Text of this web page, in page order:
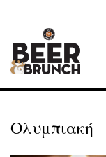
Ολυμπιακή